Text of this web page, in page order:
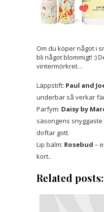
Om du köper något i
bli något blommigt! :)
vintermörkret…
Läppstift: Paul and
underbar så verkar
Parfym: Daisy by
säsongens
doftar gott.
Lip balm: Rosebud –
kort..
Related posts: